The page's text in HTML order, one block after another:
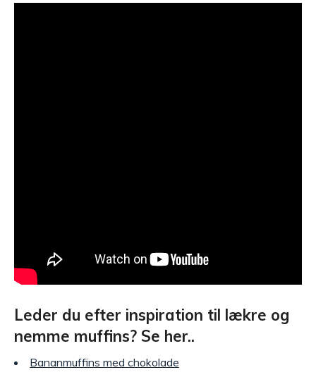
Leder du efter inspiration til lækre og
nemme muffins? Se her..
Bananmuffins med chokolade